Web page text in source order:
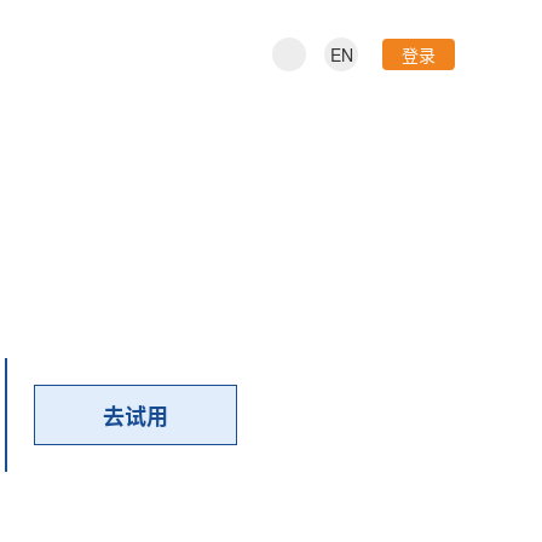
EN 登录
去试用